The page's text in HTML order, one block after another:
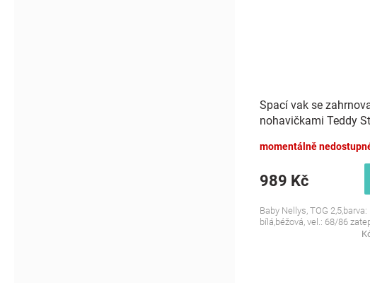
Spací vak se
nohavičkami Teddy
momentálně
989 Kč
Baby Nellys, TOG 2,5,barva:
bílá,béžová, vel.: 68/86